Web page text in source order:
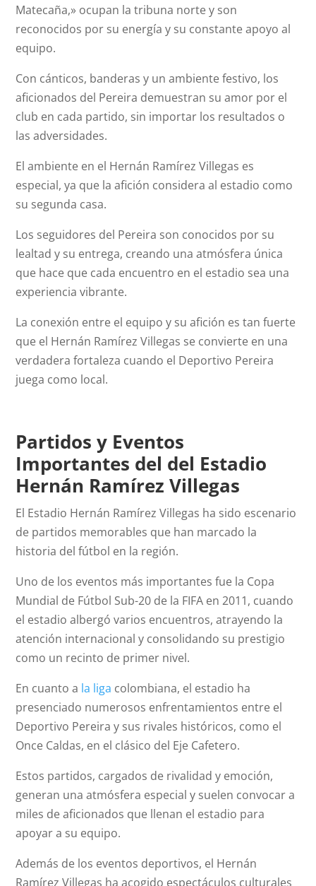
Matecaña,» ocupan la tribuna norte y son
reconocidos por su energía y su constante apoyo al
equipo.
Con cánticos, banderas y un ambiente festivo, los
aficionados del Pereira demuestran su amor por el
club en cada partido, sin importar los resultados o
las adversidades.
El ambiente en el Hernán Ramírez Villegas es
especial, ya que la afición considera al estadio como
su segunda casa.
Los seguidores del Pereira son conocidos por su
lealtad y su entrega, creando una atmósfera única
que hace que cada encuentro en el estadio sea una
experiencia vibrante.
La conexión entre el equipo y su afición es tan fuerte
que el Hernán Ramírez Villegas se convierte en una
verdadera fortaleza cuando el Deportivo Pereira
juega como local.
Partidos y Eventos
Importantes del del Estadio
Hernán Ramírez Villegas
El Estadio Hernán Ramírez Villegas ha sido escenario
de partidos memorables que han marcado la
historia del fútbol en la región.
Uno de los eventos más importantes fue la Copa
Mundial de Fútbol Sub-20 de la FIFA en 2011, cuando
el estadio albergó varios encuentros, atrayendo la
atención internacional y consolidando su prestigio
como un recinto de primer nivel.
En cuanto a la liga colombiana, el estadio ha
presenciado numerosos enfrentamientos entre el
Deportivo Pereira y sus rivales históricos, como el
Once Caldas, en el clásico del Eje Cafetero.
Estos partidos, cargados de rivalidad y emoción,
generan una atmósfera especial y suelen convocar a
miles de aficionados que llenan el estadio para
apoyar a su equipo.
Además de los eventos deportivos, el Hernán
Ramírez Villegas ha acogido espectáculos culturales